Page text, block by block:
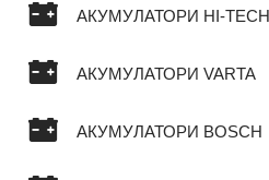
АКУМУЛАТОРИ HI-TECH
АКУМУЛАТОРИ VARTA
АКУМУЛАТОРИ BOSCH